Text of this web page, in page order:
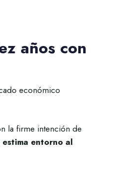
años con
económico
la firme intención de
entorno al